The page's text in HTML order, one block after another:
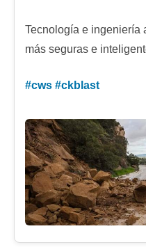
Tecnología e ingeniería
más seguras e
#cws #ckblast